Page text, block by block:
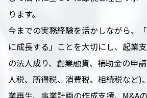
ります。
今までの実務経験を活かしながら、
に成長する」ことを大切にし、起業
の法人成り、創業融資、補助金の申
人税、所得税、消費税、相続税など)